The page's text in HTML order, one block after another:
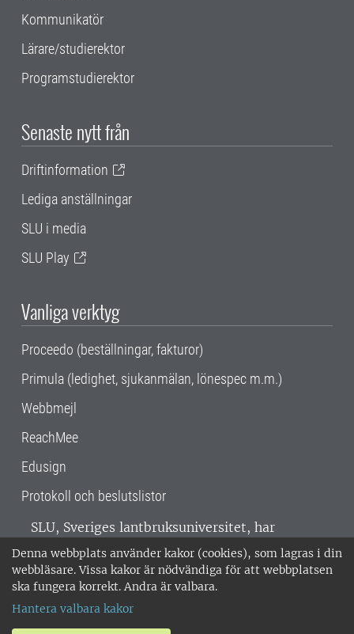
Denna webbplats använder kakor (cookies), som lagras i din
webbläsare. Vissa kakor är nödvändiga för att webbplatsen
ska fungera korrekt. Andra är valbara.
Hantera valbara kakor
Kommunikatör
Lärare/studierektor
Programstudierektor
Senaste nytt från
Driftinformation
Lediga anställningar
SLU i media
SLU Play
Vanliga verktyg
Proceedo (beställningar, fakturor)
Primula (ledighet, sjukanmälan, lönespec m.m.)
Webbmejl
ReachMee
Edusign
Protokoll och beslutslistor
SLU, Sveriges lantbruksuniversitet, har
verksamhet över hela Sverige. Huvudorter är
Alnarp, Uppsala och Umeå.SLU är
miljöcertifierat enligt ISO 14001. •
018-67 10 00 • Org nr: 202100-2817 •